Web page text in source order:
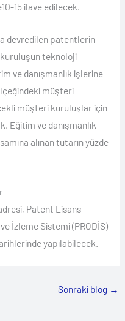
15 ilave edilecek.
devredilen patentlerin
kuruluşun teknoloji
ve danışmanlık işlerine
müşteri
müşteri kuruluşlar için
Eğitim ve danışmanlık
alınan tutarın yüzde
Patent Lisans
İzleme Sistemi (PRODİS)
yapılabilecek.
Sonraki blog →